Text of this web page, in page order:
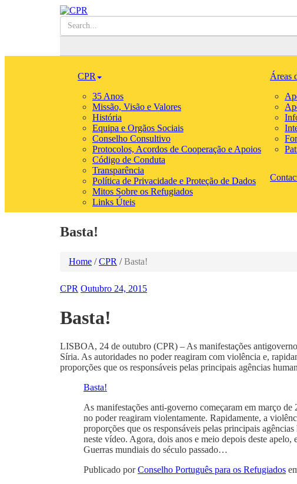
CPR
35 Anos
Missão, Visão e Valores
História
Equipa e Orgãos Sociais
Conselho Consultivo
Protocolos, Acordos de Cooperação e Apoios
Código de Conduta
Transparência
Política de Privacidade e Proteção de Dados
Mitos Sobre os Refugiados
Links Úteis
Áreas
Basta!
Home / CPR /Basta!
CPR Outubro 24, 2015
Basta!
LISBOA, 24 de outubro (CPR) – As manifestações
Síria. As autoridades no poder reagiram com violência e,
proporções que os responsáveis pelas principais agências
Basta!
As manifestações anti-governo começaram em março
no poder reagiram violentamente. Rapidamente, a
proporções que os responsáveis pelas principais
neste vídeo. Agora, dois anos e meio depois deste apelo,
Guerras mundiais do século passado…
Publicado porConselho Português para os Refugiados